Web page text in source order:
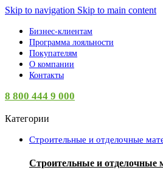
Skip to navigation Skip to main content
Бизнес-клиентам
Программа лояльности
Покупателям
О компании
Контакты
8 800 444 9 000
Категории
Строительные и отделочные
Строительные и отделочные